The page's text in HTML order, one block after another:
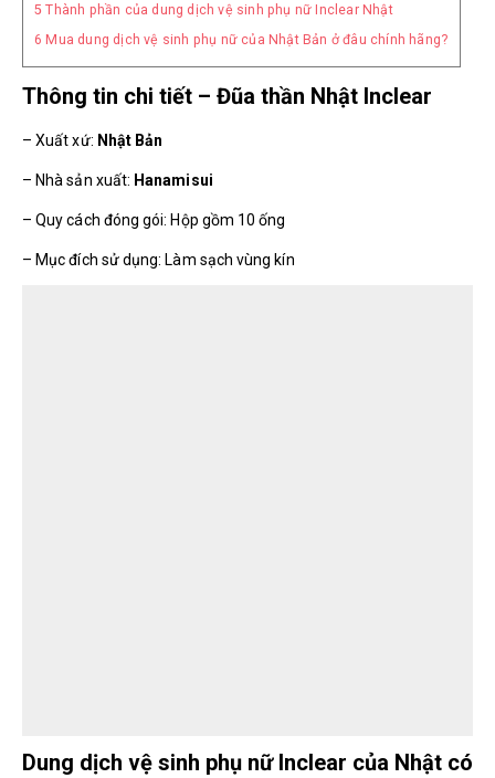
5 Thành phần của dung dịch vệ sinh phụ nữ Inclear Nhật
6 Mua dung dịch vệ sinh phụ nữ của Nhật Bản ở đâu chính hãng?
Thông tin chi tiết – Đũa thần Nhật Inclear
– Xuất xứ: Nhật Bản
– Nhà sản xuất: Hanamisui
– Quy cách đóng gói: Hộp gồm 10 ống
– Mục đích sử dụng: Làm sạch vùng kín
Dung dịch vệ sinh phụ nữ Inclear của Nhật có